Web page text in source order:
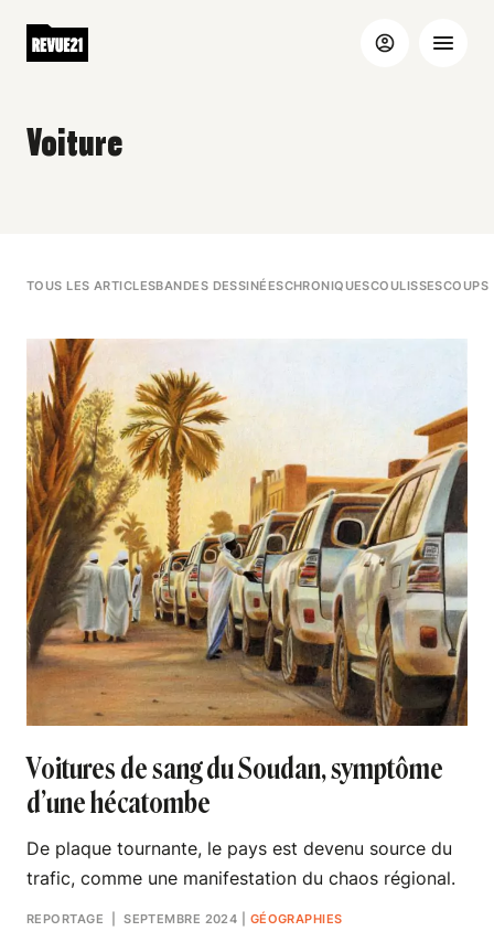
Voiture
TOUS LES ARTICLESBANDES DESSINÉESCHRONIQUESCOULISSESCOUPS
Voitures de sang du Soudan, symptôme
d’une hécatombe
De plaque tournante, le pays est devenu source du
trafic, comme une manifestation du chaos régional.
REPORTAGE | SEPTEMBRE 2024 GÉOGRAPHIES